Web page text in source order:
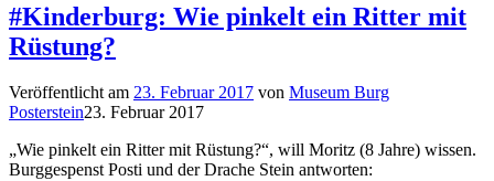
#Kinderburg: Wie pinkelt ein Ritter mit
Rüstung?
Veröffentlicht am 23. Februar 2017 von Museum Burg
Posterstein23. Februar 2017
„Wie pinkelt ein Ritter mit Rüstung?“, will Moritz (8 Jahre) wissen.
Burggespenst Posti und der Drache Stein antworten: